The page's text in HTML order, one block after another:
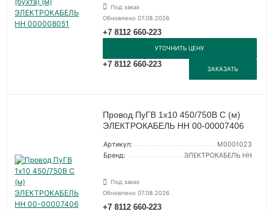
Под заказ
Обновлено 07.08.2026
+7 8112 660-223
УТОЧНИТЬ ЦЕНУ
+7 8112 660-223
ЗАКАЗАТЬ
Провод ПуГВ 1х10 450/750В С (м)
ЭЛЕКТРОКАБЕЛЬ НН 00-00007406
Артикул:
M0001023
Бренд:
ЭЛЕКТРОКАБЕЛЬ НН
Под заказ
Обновлено 07.08.2026
+7 8112 660-223